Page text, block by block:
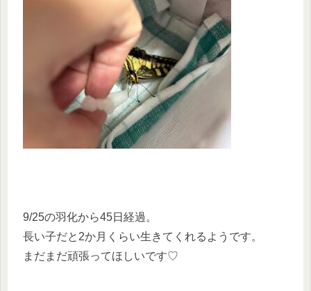
9/25の羽化から45日経過。
長い子だと2か月くらい生きてくれるようです。
まだまだ頑張ってほしいです♡